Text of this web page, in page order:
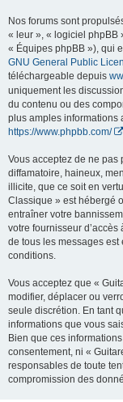
Nos forums sont
« leur », « logiciel phpBB
« Équipes phpBB »), qui
GNU General Public
téléchargeable depuis
uniquement les
du contenu ou des
plus amples informations
https://www.phpbb.com/
Vous acceptez de ne
diffamatoire, haineux,
illicite, que ce soit en
Classique » est hébergé
entraîner votre
votre fournisseur
de tous les messages
conditions.
Vous acceptez que «
modifier, déplacer ou
seule discrétion. En tant
informations que vous
Bien que ces
consentement, ni «
responsables de toute
compromission des